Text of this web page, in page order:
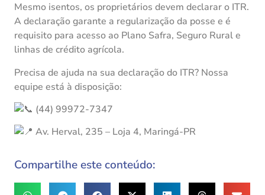
Mesmo isentos, os proprietários devem declarar o ITR.
A declaração garante a regularização da posse e é
requisito para acesso ao Plano Safra, Seguro Rural e
linhas de crédito agrícola.
Precisa de ajuda na sua declaração do ITR? Nossa
equipe está à disposição:
(44) 99972-7347
Av. Herval, 235 – Loja 4, Maringá-PR
Compartilhe este conteúdo: